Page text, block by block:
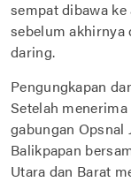
sempat dibawa
sebelum akhirnya
daring.
Pengungkapan
Setelah
gabungan Opsnal
Balikpapan
Utara dan Barat